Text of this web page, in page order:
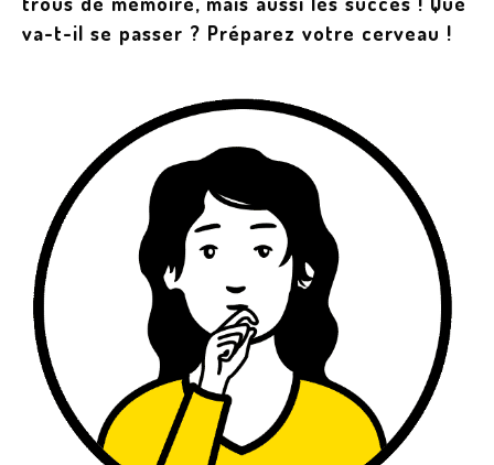
va-t-il se passer ? Préparez votre cerveau !